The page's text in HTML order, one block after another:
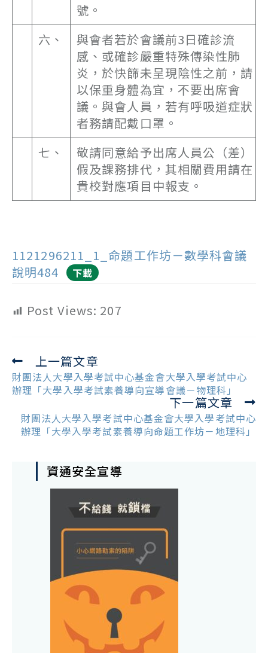
號。
六、
與會者若於會議前3日確診流
感、或確診嚴重特殊傳染性肺
炎，於快篩未呈現陰性之前，請
以保重身體為宜，不要出席會
議。與會人員，若有呼吸道症狀
者務請配戴口罩。
七、
敬請同意給予出席人員公（差）
假及課務排代，其相關費用請在
貴校對應項目中報支。
1121296211_1_命題工作坊－數學科會議
說明484
下載
Post Views: 207
Read
more
articles
上一篇文章
財團法人大學入學考試中心基金會大學入學考試中心
辦理「大學入學考試素養導向宣導會議－物理科」
下一篇文章
財團法人大學入學考試中心基金會大學入學考試中心
辦理「大學入學考試素養導向命題工作坊－地理科」
資通安全宣導